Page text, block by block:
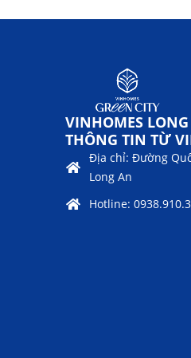
VINHOMES
THÔNG TIN TỪ
Địa chỉ: Đường
Long An
Hotline: